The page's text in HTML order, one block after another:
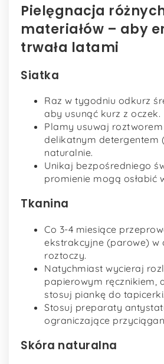
Pielęgnacja
materiałów – aby
trwała latami
Siatka
Raz w tygodniu odkurz
aby usunąć kurz z oczek.
Plamy usuwaj
delikatnym detergentem
naturalnie.
Unikaj bezpośredniego
promienie mogą osłabić
Tkanina
Co 3-4 miesiące
ekstrakcyjne (parowe) w
roztoczy.
Natychmiast wycieraj
papierowym ręcznikiem,
stosuj piankę do tapicerki.
Stosuj preparaty
ograniczające
Skóra naturalna